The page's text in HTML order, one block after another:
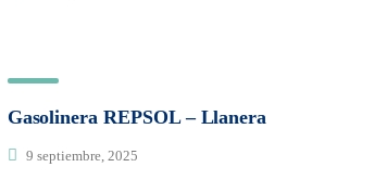
Gasolinera REPSOL – Llanera
9 septiembre, 2025